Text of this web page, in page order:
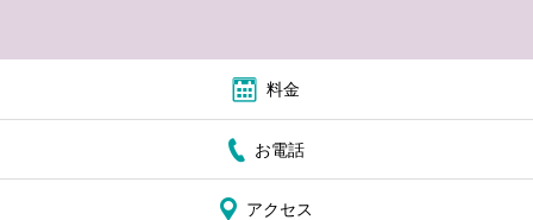
料金
お電話
アクセス